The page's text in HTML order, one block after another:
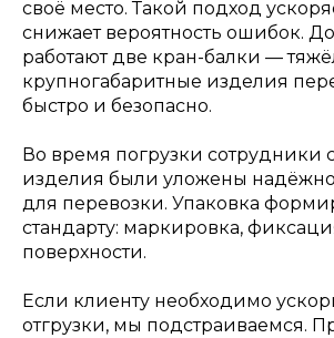
своё место. Такой подход
снижает вероятность ошибок.
работают две кран-балки —
крупногабаритные изделия
быстро и безопасно.
Во время погрузки сотрудники
изделия были уложены
для перевозки. Упаковка
стандарту: маркировка,
поверхности.
Если клиенту необходимо
отгрузки, мы подстраиваемся.